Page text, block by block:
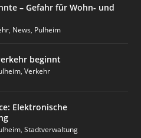
– Gefahr für Wohn- und
, News, Pulheim
beginnt
,Verkehr
Elektronische
,Stadtverwaltung